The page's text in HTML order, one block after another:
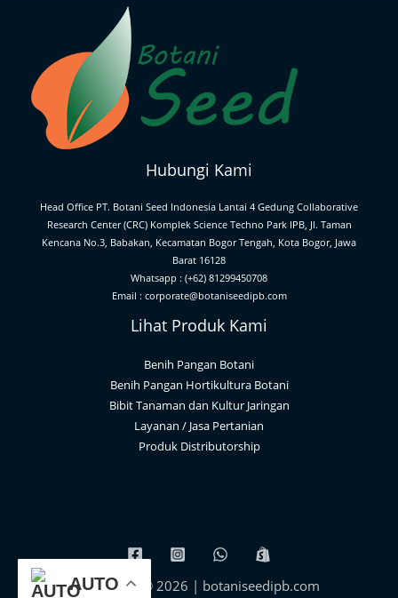
Hubungi Kami
Head Office PT. Botani Seed Indonesia Lantai 4 Gedung Collaborative
Research Center (CRC) Komplek Science Techno Park IPB, Jl. Taman
Kencana No.3, Babakan, Kecamatan Bogor Tengah, Kota Bogor, Jawa
Barat 16128
Whatsapp : (+62) 81299450708
Email : corporate@botaniseedipb.com
Lihat Produk Kami
Benih Pangan Botani
Benih Pangan Hortikultura Botani
Bibit Tanaman dan Kultur Jaringan
Layanan / Jasa Pertanian
Produk Distributorship
Copyright © 2026 | botaniseedipb.com
AUTO